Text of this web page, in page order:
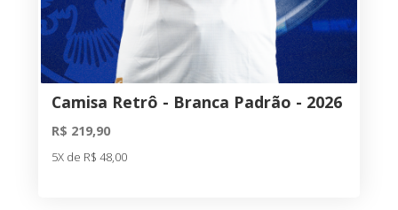
Camisa Retrô - Branca Padrão - 2026
R$ 219,90
5X de R$ 48,00